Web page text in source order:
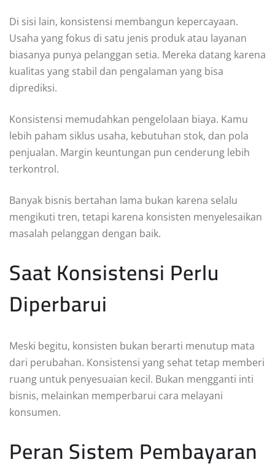
Di sisi lain, konsistensi membangun kepercayaan.
Usaha yang fokus di satu jenis produk atau layanan
biasanya punya pelanggan setia. Mereka datang karena
kualitas yang stabil dan pengalaman yang bisa
diprediksi.
Konsistensi memudahkan pengelolaan biaya. Kamu
lebih paham siklus usaha, kebutuhan stok, dan pola
penjualan. Margin keuntungan pun cenderung lebih
terkontrol.
Banyak bisnis bertahan lama bukan karena selalu
mengikuti tren, tetapi karena konsisten menyelesaikan
masalah pelanggan dengan baik.
Saat Konsistensi Perlu
Diperbarui
Meski begitu, konsisten bukan berarti menutup mata
dari perubahan. Konsistensi yang sehat tetap memberi
ruang untuk penyesuaian kecil. Bukan mengganti inti
bisnis, melainkan memperbarui cara melayani
konsumen.
Peran Sistem Pembayaran